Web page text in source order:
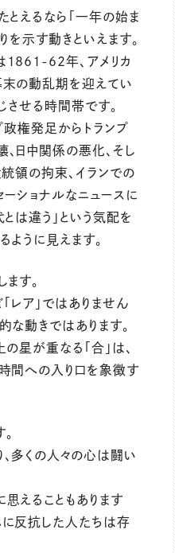
とえるなら「一年の始ま
を示す動きといえます。
1861-62年、アメリカ
末の動乱期を迎えてい
させる時間帯です。
権発足からトランプ
日中関係の悪化、そし
領の拘束、イランでの
ーショナルなニュースに
は違う」という気配を
ように見えます。
す。
レア」ではありません
な動きではあります。
星が重なる「合」は、
間への入り口を象徴す
多くの人々の心は闘い
えることもあります
反抗した人たちは存